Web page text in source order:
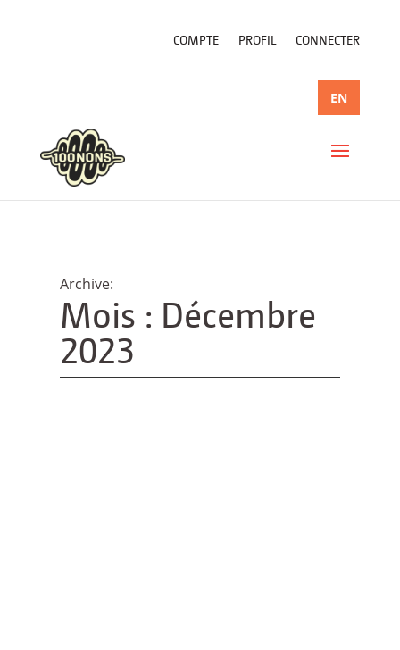
COMPTE PROFIL CONNECTER
EN
Mois : Décembre
2023